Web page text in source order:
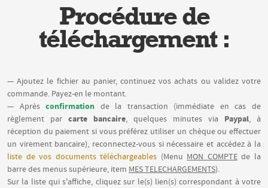
Procédure de
téléchargement :
— Ajoutez le fichier au panier, continuez vos achats ou validez votre
commande. Payez-en le montant.
— Aprèsconfirmation de la transaction (immédiate en cas de
règlement par carte bancaire, quelques minutes via Paypal, à
réception du paiement si vous préférez utiliser un chèque ou effectuer
un virement bancaire), reconnectez-vous si nécessaire et accédez à la
liste de vos documents téléchargeables (Menu MON COMPTEde la
barre des menus supérieure, item MES TELECHARGEMENTS).
Sur la liste qui s'affiche, cliquez sur le(s) lien(s) correspondant à votre